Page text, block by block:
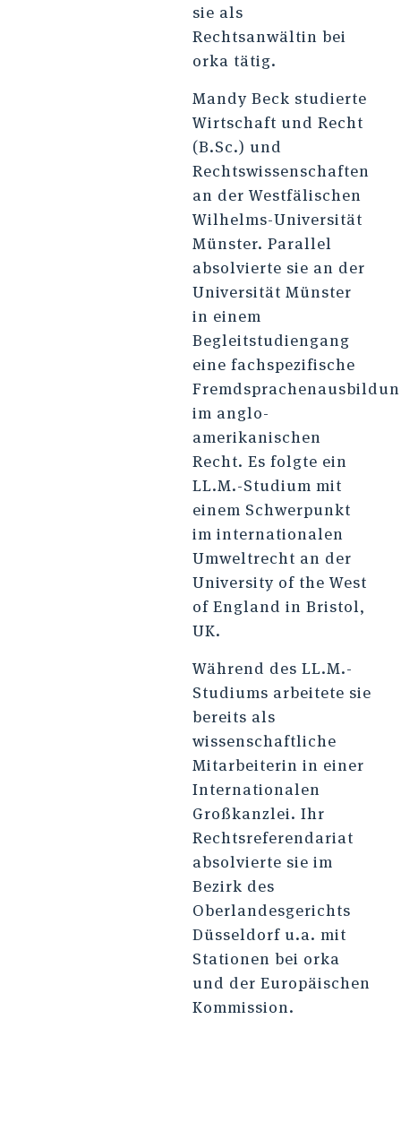
sie als
Rechtsanwältin bei
orka tätig.
Mandy Beck studierte
Wirtschaft und Recht
(B.Sc.) und
Rechtswissenschaften
an der Westfälischen
Wilhelms-Universität
Münster. Parallel
absolvierte sie an der
Universität Münster
in einem
Begleitstudiengang
eine fachspezifische
im anglo-
amerikanischen
Recht. Es folgte ein
LL.M.-Studium mit
einem Schwerpunkt
im internationalen
Umweltrecht an der
University of the West
of England in Bristol,
UK.
Während des LL.M.-
Studiums arbeitete sie
bereits als
wissenschaftliche
Mitarbeiterin in einer
Internationalen
Großkanzlei. Ihr
Rechtsreferendariat
absolvierte sie im
Bezirk des
Oberlandesgerichts
Düsseldorf u.a. mit
Stationen bei orka
und der Europäischen
Kommission.